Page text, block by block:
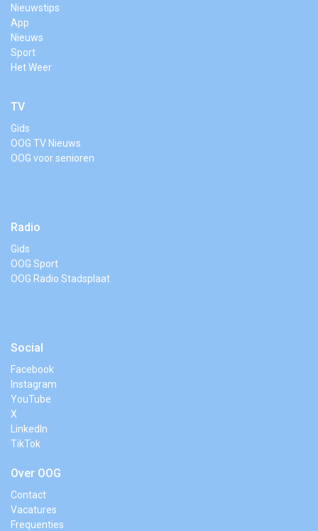
Nieuwstips
App
Nieuws
Sport
Het Weer
TV
Gids
OOG TV Nieuws
OOG voor senioren
Radio
Gids
OOG Sport
OOG Radio Stadsplaat
Social
Facebook
Instagram
YouTube
X
LinkedIn
TikTok
Over OOG
Contact
Vacatures
Frequenties